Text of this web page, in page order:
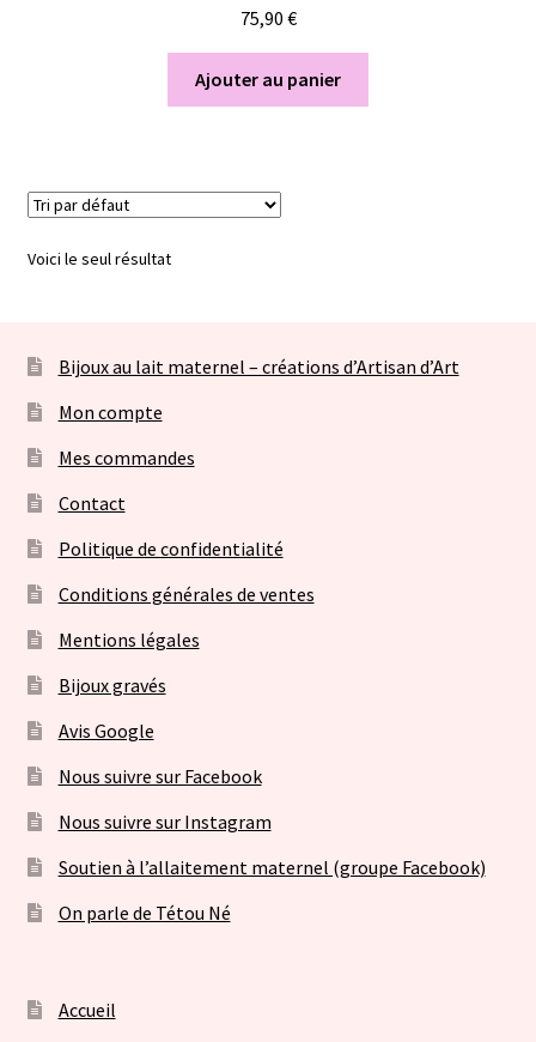
75,90 €
Ajouter au panier
Voici le seul résultat
Bijoux au lait maternel – créations d’Artisan d’Art
Mon compte
Mes commandes
Contact
Politique de confidentialité
Conditions générales de ventes
Mentions légales
Bijoux gravés
Avis Google
Nous suivre sur Facebook
Nous suivre sur Instagram
Soutien à l’allaitement maternel (groupe Facebook)
On parle de Tétou Né
Accueil